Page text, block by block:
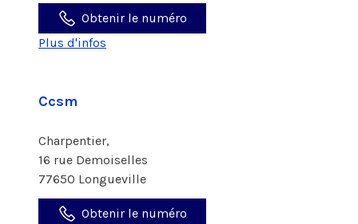
Obtenir le numéro
Plus d'infos
Ccsm
Charpentier,
16 rue Demoiselles
77650 Longueville
Obtenir le numéro